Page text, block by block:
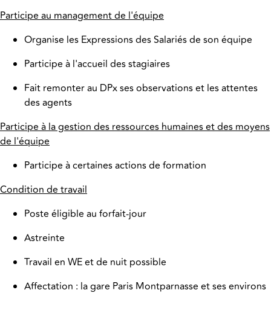
Participe au management de l'équipe
Organise les Expressions des Salariés de son équipe
Participe à l'accueil des stagiaires
Fait remonter au DPx ses observations et les attentes
des agents
Participe à la gestion des ressources humaines et des moyens
de l'équipe
Participe à certaines actions de formation
Condition de travail
Poste éligible au forfait-jour
Astreinte
Travail en WE et de nuit possible
Affectation : la gare Paris Montparnasse et ses environs